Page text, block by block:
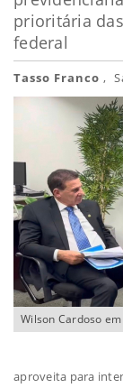
prioritária
federal
Tasso Franco ,
Wilson Cardoso em
aproveita para